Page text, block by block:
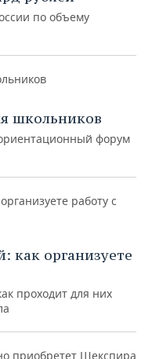
по объему
школьников
форум
как организуете
проходит для них